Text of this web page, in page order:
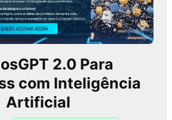
2.0 Para
com Inteligência
Artificial